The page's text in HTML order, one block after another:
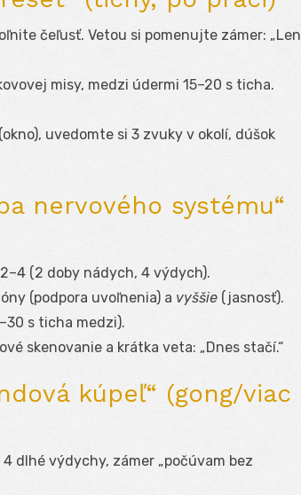
čeľusť. Vetou si pomenujte zámer: „Len
misy, medzi údermi 15–20 s ticha.
uvedomte si 3 zvuky v okolí, dúšok
nervového systému“
(2 doby nádych, 4 výdych).
(podpora uvoľnenia) a vyššie (jasnosť).
s ticha medzi).
skenovanie a krátka veta: „Dnes stačí.“
kúpeľ“ (gong/viac
dlhé výdychy, zámer „počúvam bez